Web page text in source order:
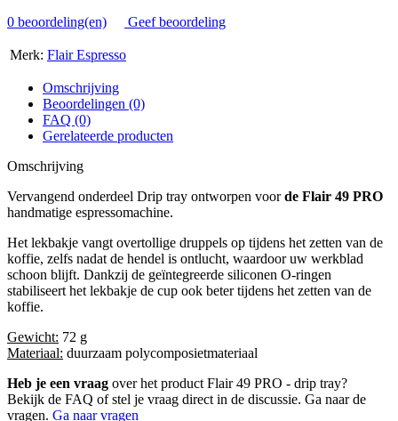
0 beoordeling(en)
Geef beoordeling
Merk: Flair Espresso
Omschrijving
Beoordelingen (0)
FAQ (0)
Gerelateerde producten
Omschrijving
Vervangend onderdeel Drip tray ontworpen voorde Flair 49 PRO
handmatige espressomachine.
Het lekbakje vangt overtollige druppels op tijdens het zetten van de
koffie, zelfs nadat de hendel is ontlucht, waardoor uw werkblad
schoon blijft. Dankzij de geïntegreerde siliconen O-ringen
stabiliseert het lekbakje de cup ook beter tijdens het zetten van de
koffie.
Gewicht: 72 g
Materiaal: duurzaam polycomposietmateriaal
Heb je een vraag over het product Flair 49 PRO - drip tray?
Bekijk de FAQ of stel je vraag direct in de discussie. Ga naar de
vragen. Ga naar vragen